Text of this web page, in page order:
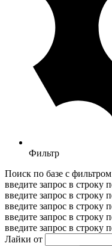
Фильтр
Поиск по базе с
введите запрос в строку
введите запрос в строку
введите запрос в строку
введите запрос в строку
введите запрос в строку
Лайки от